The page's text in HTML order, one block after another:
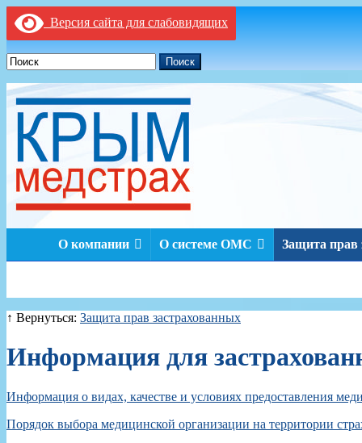
Версия сайта для слабовидящих
Поиск
О компании О системе ОМС Защита прав
↑ Вернуться: Защита прав застрахованных
Информация для
Информация о видах, качестве и условиях предоставления
Порядок выбора медицинской организации на территории